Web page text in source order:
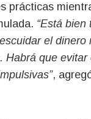
prácticas
“Está bien
el dinero
Habrá que evitar
,